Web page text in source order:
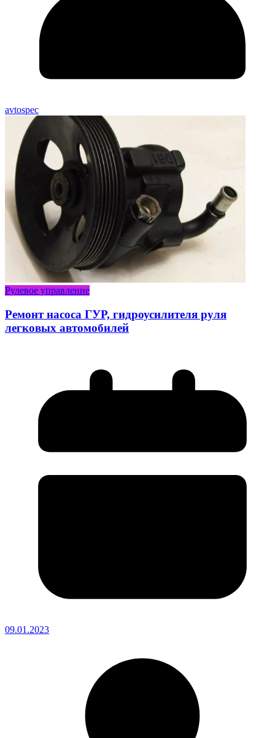
avtospec
Рулевое управление
Ремонт насоса ГУР, гидроусилителя руля
легковых автомобилей
09.01.2023